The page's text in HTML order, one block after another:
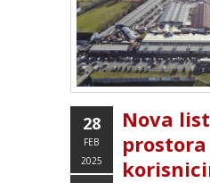
28
FEB
2025
Nova